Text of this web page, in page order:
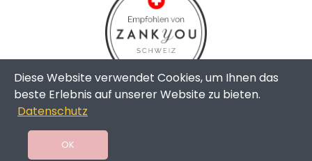
Copyright © 2024 - The Weddingshop | All Rights Reserved |
Diese Website verwendet Cookies, um Ihnen das
beste Erlebnis auf unserer Website zu bieten.
Datenschutz
OK